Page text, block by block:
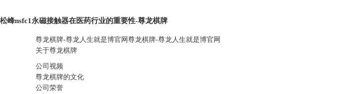
松峰nsfc1永磁接触器在医药行业的重要性-尊龙棋牌
尊龙棋牌-尊龙人生就是博官网 尊龙棋牌-尊龙人生就是博官网
关于尊龙棋牌
公司视频
尊龙棋牌的文化
公司荣誉